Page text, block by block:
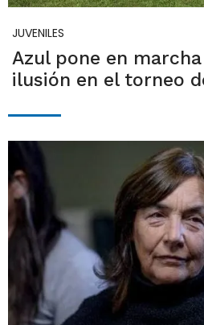
JUVENILES
Azul pone en
ilusión en el torneo